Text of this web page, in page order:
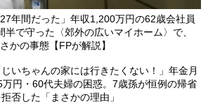
年間だった」年収1,200万円の62歳会社員
で守った〈郊外の広いマイホーム〉で、
かの事態【FPが解説】
じいちゃんの家には行きたくない！」年金月
万円・60代夫婦の困惑。7歳孫が恒例の帰省
否した「まさかの理由」